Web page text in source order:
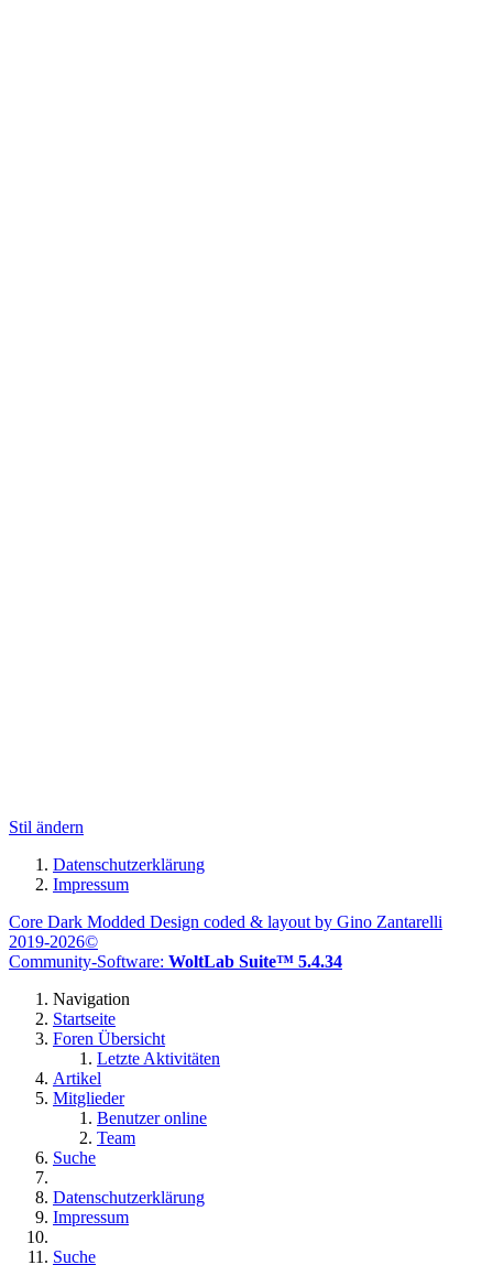
Stil ändern
Datenschutzerklärung
Impressum
Core Dark Modded Design coded & layout by Gino Zantarelli
2019-2026©
Community-Software: WoltLab Suite™ 5.4.34
Navigation
Startseite
Foren Übersicht
Letzte Aktivitäten
Artikel
Mitglieder
Benutzer online
Team
Suche
Datenschutzerklärung
Impressum
Suche